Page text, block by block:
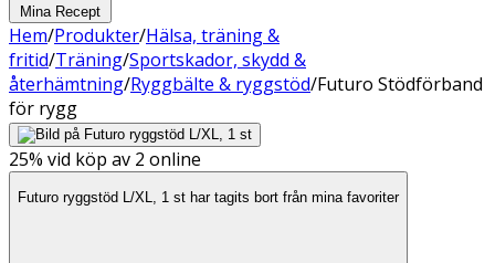
Mina Recept
Hem/Produkter/Hälsa, träning &
fritid/Träning/Sportskador, skydd &
återhämtning/Ryggbälte & ryggstöd/Futuro Stödförband
för rygg
25% vid köp av 2 online
Futuro ryggstöd L/XL, 1 st har tagits bort från mina favoriter